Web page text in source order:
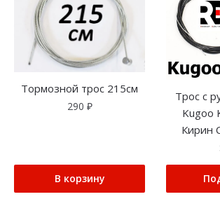
Тормозной трос 215см
290 ₽
В корзину
Трос с
Kugoo
Кирин